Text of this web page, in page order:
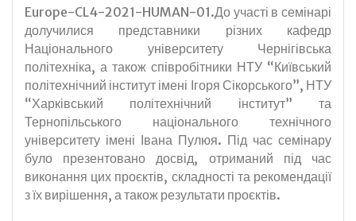
Europe-CL4-2021-HUMAN-01.До участі в семінарі
долучилися представники різних кафедр
Національного університету Чернігівська
політехніка, а також співробітники НТУ “Київський
політехнічний інститут імені Ігоря Сікорського”, НТУ
“Харківський політехнічний інститут” та
Тернопільського національного технічного
університету імені Івана Пулюя. Під час семінару
було презентовано досвід, отриманий під час
виконання цих проєктів, складності та рекомендації
з їх вирішення, а також результати проєктів.